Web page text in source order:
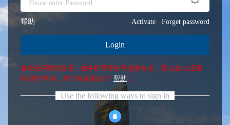
帮助 Activate Forget password
Login
首次使用请先激活；如手机号等账号信息有误，请点击“忘记密
码”进行申诉；其它问题请点击“ 帮助”。
Use the following ways to sign in